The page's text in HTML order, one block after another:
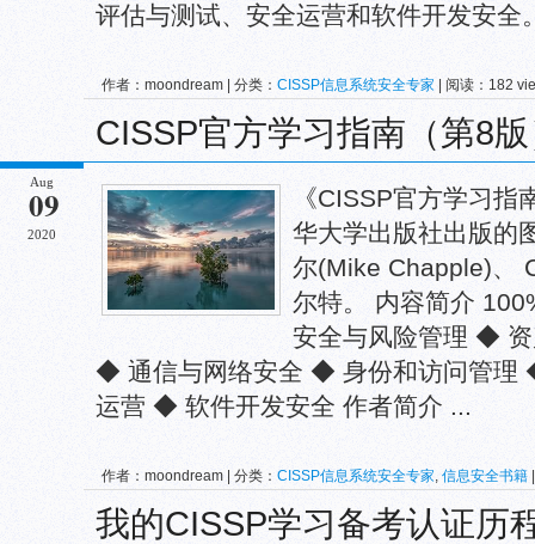
评估与测试、安全运营和软件开发安全
作者：moondream | 分类： CISSP信息系统安全专家 | 阅读：182
CISSP官方学习指南（第8
Aug
09
2020
《CISSP官方学习
华大学出版社出版的
尔(Mike Chapple)、
尔特。 内容简介
安全与风险管理 ◆
◆ 通信与网络安全 ◆ 身份和访问管理
运营 ◆ 软件开发安全 作者简介 ...
作者：moondream | 分类： CISSP信息系统安全专家, 信息安全书籍
我的CISSP学习备考认证历